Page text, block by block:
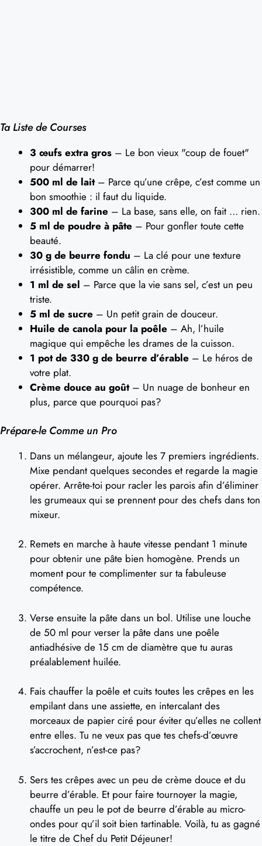
Ta Liste de Courses
3 œufs extra gros – Le bon vieux "coup de fouet"
pour démarrer!
500 ml de lait– Parce qu’une crêpe, c’est comme un
bon smoothie : il faut du liquide.
300 ml de farine – La base, sans elle, on fait … rien.
5 ml de poudre à pâte – Pour gonfler toute cette
beauté.
30 g de beurre fondu – La clé pour une texture
irrésistible, comme un câlin en crème.
1 ml de sel – Parce que la vie sans sel, c’est un peu
triste.
5 ml de sucre – Un petit grain de douceur.
Huile de canola pour la poêle – Ah, l’huile
magique qui empêche les drames de la cuisson.
1 pot de 330 g de beurre d’érable – Le héros de
votre plat.
Crème douce au goût– Un nuage de bonheur en
plus, parce que pourquoi pas?
Prépare-le Comme un Pro
Dans un mélangeur, ajoute les 7 premiers ingrédients.
Mixe pendant quelques secondes et regarde la magie
opérer. Arrête-toi pour racler les parois afin d’éliminer
les grumeaux qui se prennent pour des chefs dans ton
mixeur.
Remets en marche à haute vitesse pendant 1 minute
pour obtenir une pâte bien homogène. Prends un
moment pour te complimenter sur ta fabuleuse
compétence.
Verse ensuite la pâte dans un bol. Utilise une louche
de 50 ml pour verser la pâte dans une poêle
antiadhésive de 15 cm de diamètre que tu auras
préalablement huilée.
Fais chauffer la poêle et cuits toutes les crêpes en les
empilant dans une assiette, en intercalant des
morceaux de papier ciré pour éviter qu’elles ne collent
entre elles. Tu ne veux pas que tes chefs-d’œuvre
s’accrochent, n’est-ce pas?
Sers tes crêpes avec un peu de crème douce et du
beurre d’érable. Et pour faire tournoyer la magie,
chauffe un peu le pot de beurre d’érable au micro-
ondes pour qu’il soit bien tartinable. Voilà, tu as gagné
le titre de Chef du Petit Déjeuner!